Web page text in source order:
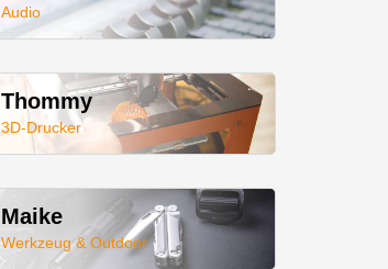
Audio
Thommy
3D-Drucker
Maike
Werkzeug & Outdoor